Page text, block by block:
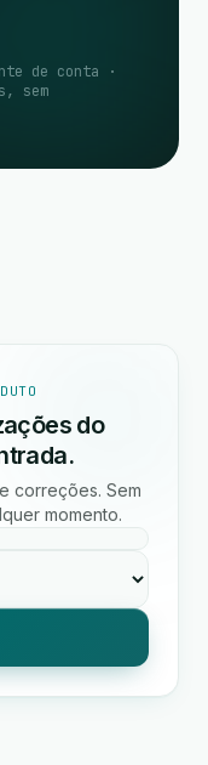
de conta ·
sem
do
correções. Sem
momento.